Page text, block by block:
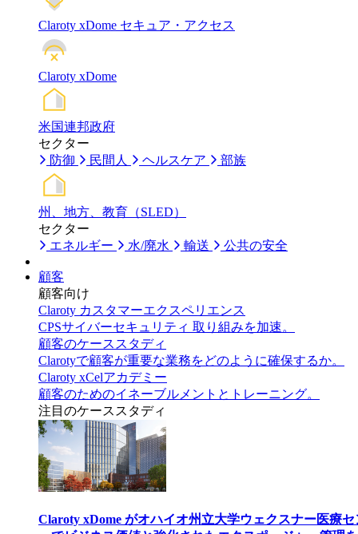
Claroty xDome セキュア・アクセス
Claroty xDome
米国連邦政府
セクター
防御
民間人 ヘルスケア 部族
州、地方、教育（SLED）
セクター
エネルギー
水/廃水 輸送 公共の安全
顧客
顧客向け
Claroty カスタマーエクスペリエンス
CPSサイバーセキュリティ 取り組みを加速。
顧客のケーススタディ
Clarotyで顧客が重要な業務をどのように確保するか。
Claroty xCelアカデミー
顧客のためのイネーブルメントとトレーニング。
注目のケーススタディ
Claroty xDome がオハイオ州立大学ウェクスナー医療セ